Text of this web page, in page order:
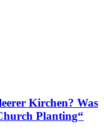
Kirchen? Was
Planting“